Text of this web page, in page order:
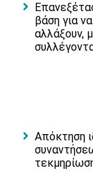
βάση για
αλλάξουν,
Απόκτηση